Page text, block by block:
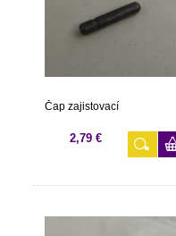
Čap zajistovací
2,79 €